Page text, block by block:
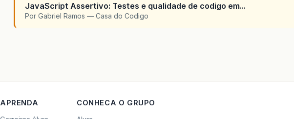
JavaScript Assertivo: Testes e qualidade de codigo em...
Por Gabriel Ramos — Casa do Codigo
APRENDA
CONHECA O GRUPO